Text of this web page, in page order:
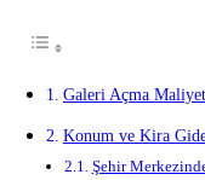
Galeri Açma
Konum ve Kira
Şehir